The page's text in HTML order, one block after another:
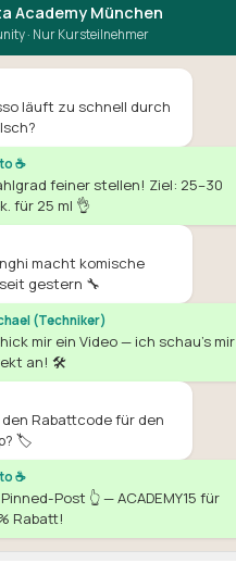
Academy München
· Nur Kursteilnehmer
läuft zu schnell durch
☕
feiner stellen! Ziel: 25–30
für 25 ml 👌
macht komische
gestern 🔧
(Techniker)
mir ein Video — ich schau's mir
an! 🛠️
Rabattcode für den
🏷️
☕
Post 👆 — ACADEMY15 für
Rabatt!